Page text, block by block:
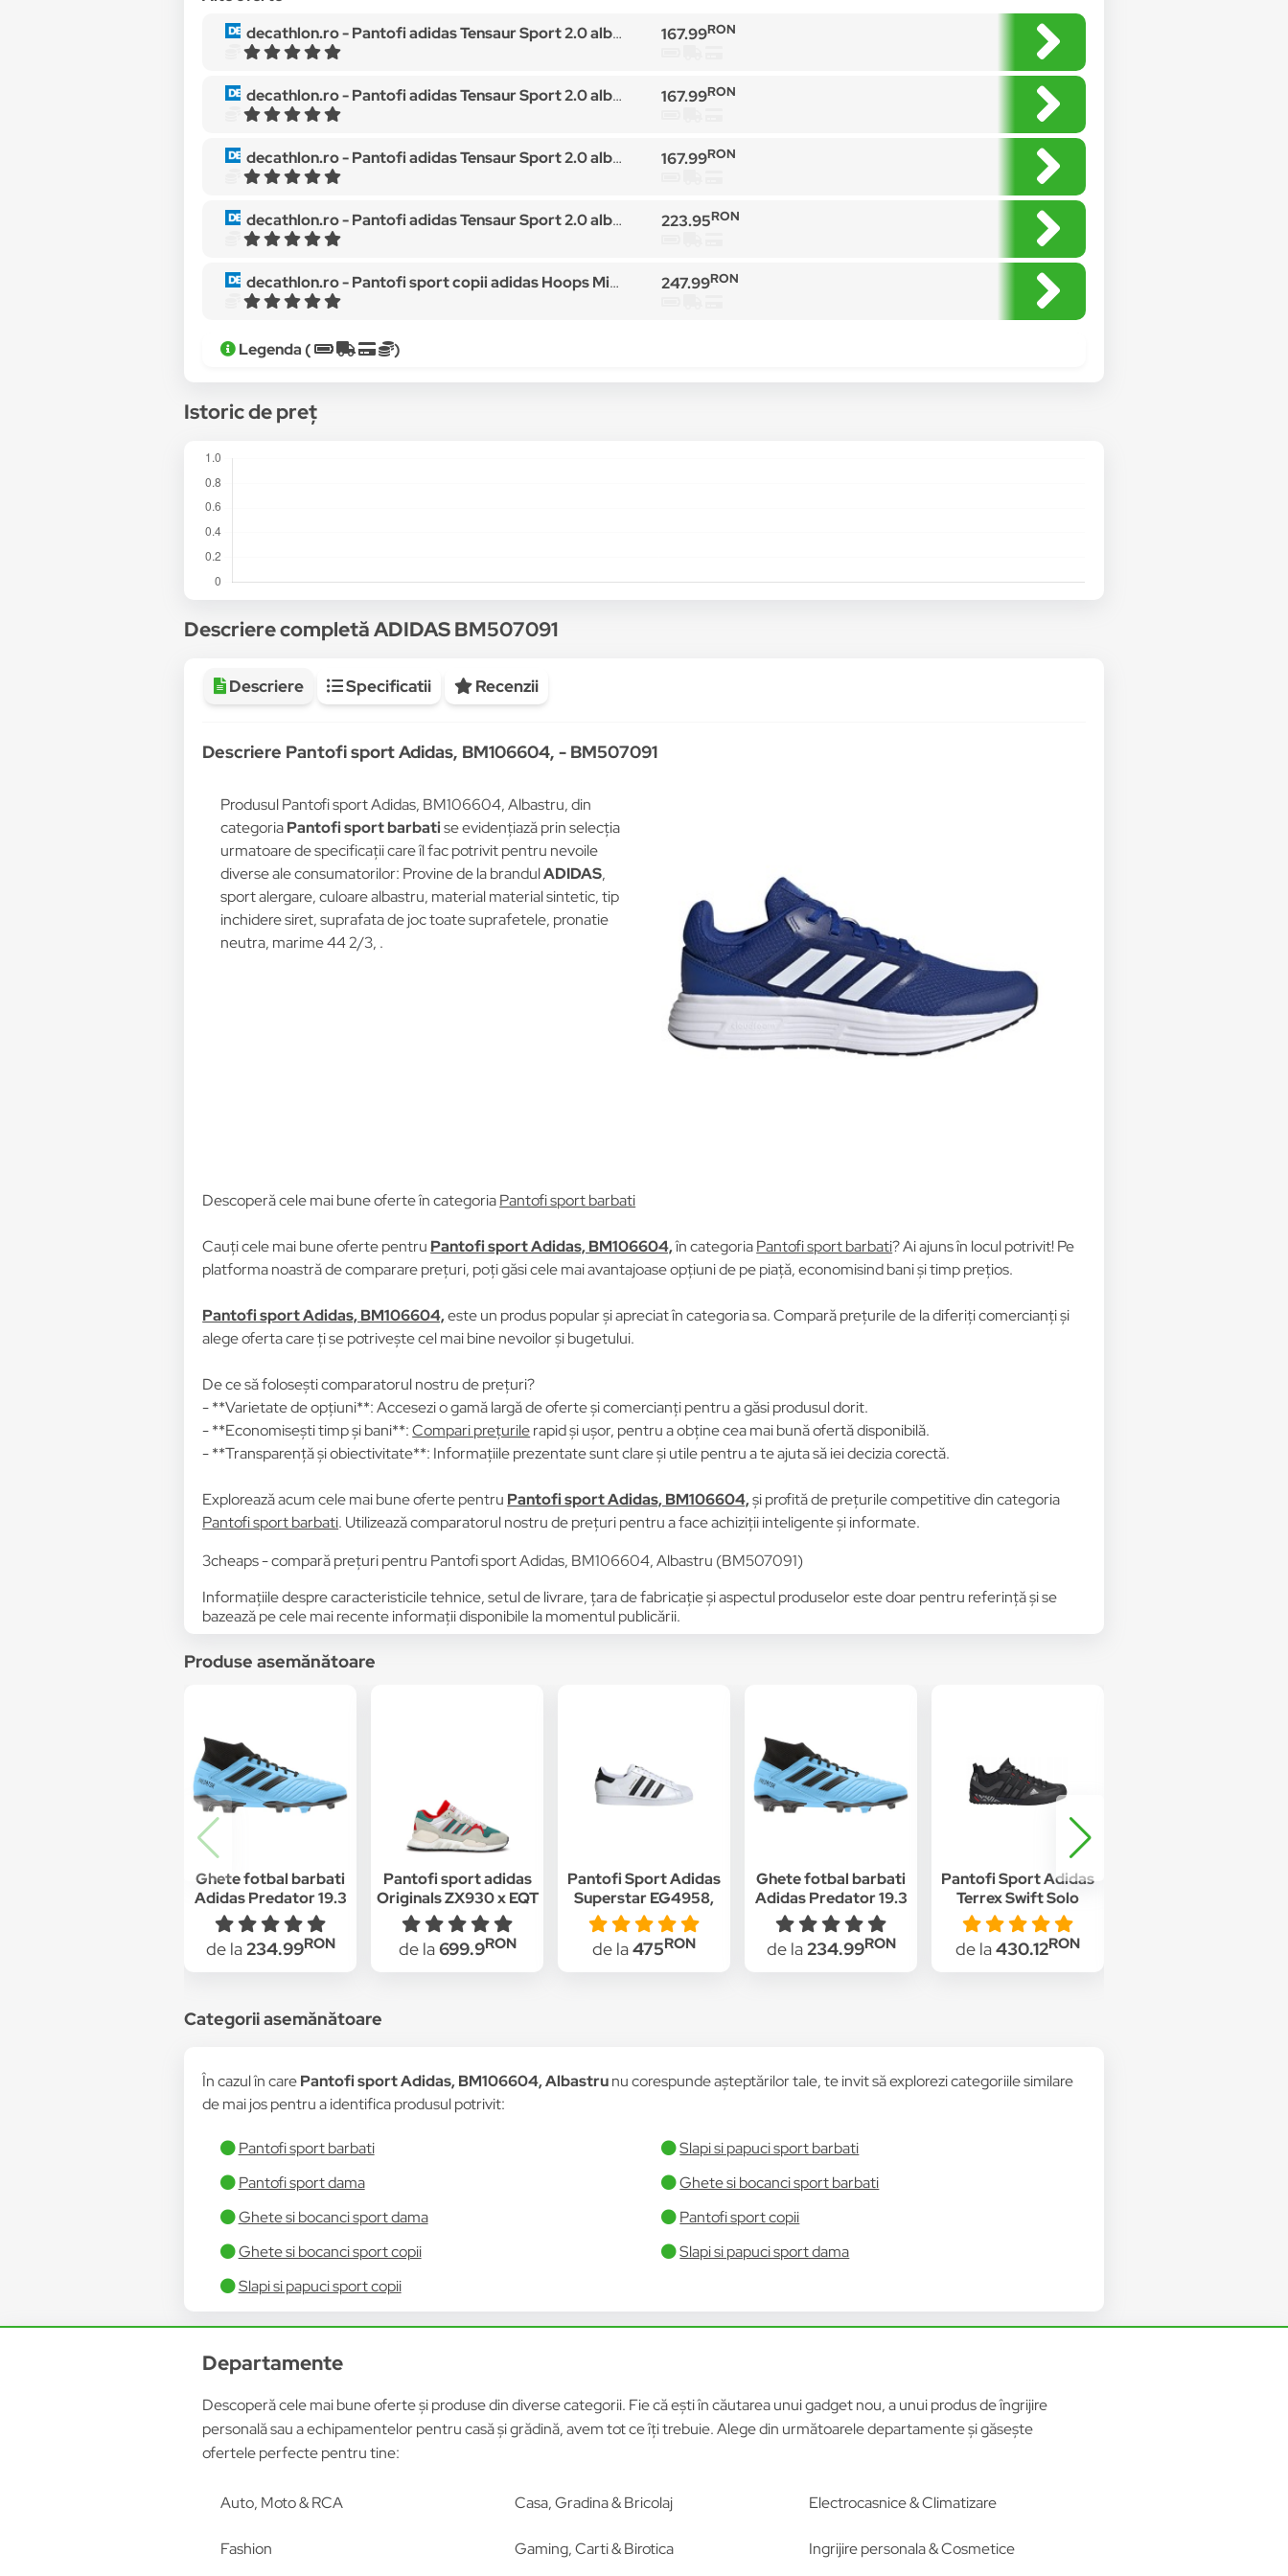
decathlon.ro -Pantofi adidas Tensaur Sport 2.0 albastru marin 167.99RON
decathlon.ro -Pantofi adidas Tensaur Sport 2.0 albastru marin 167.99RON
decathlon.ro -Pantofi adidas Tensaur Sport 2.0 albastru marin 167.99RON
decathlon.ro -Pantofi adidas Tensaur Sport 2.0 albastru marin 223.95RON
decathlon.ro -Pantofi sport copii adidas Hoops Mid 3.0 Sneakers, Albastru 247.99RON
Legenda ( )
Istoric de preț
Descriere completă ADIDAS BM507091
Descriere Specificatii Recenzii
Descriere Pantofi sport Adidas, BM106604, - BM507091
Produsul Pantofi sport Adidas, BM106604, Albastru, din
categoriaPantofi sport barbatise evidențiază prin selecția
urmatoare de specificații care îl fac potrivit pentru nevoile
diverse ale consumatorilor: Provine de la brandulADIDAS,
sport alergare, culoare albastru, material material sintetic, tip
inchidere siret, suprafata de joc toate suprafetele, pronatie
neutra, marime 44 2/3, .
Descoperă cele mai bune oferte în categoriaPantofi sport barbati
Cauți cele mai bune oferte pentru Pantofi sport Adidas, BM106604,în categoriaPantofi sport barbati? Ai ajuns în locul potrivit! Pe
platforma noastră de comparare prețuri, poți găsi cele mai avantajoase opțiuni de pe piață, economisind bani și timp prețios.
Pantofi sport Adidas, BM106604,este un produs popular și apreciat în categoria sa. Compară prețurile de la diferiți comercianți și
alege oferta care ți se potrivește cel mai bine nevoilor și bugetului.
De ce să folosești comparatorul nostru de prețuri?
- **Varietate de opțiuni**: Accesezi o gamă largă de oferte și comercianți pentru a găsi produsul dorit.
- **Economisești timp și bani**:Compari prețurilerapid și ușor, pentru a obține cea mai bună ofertă disponibilă.
- **Transparență și obiectivitate**: Informațiile prezentate sunt clare și utile pentru a te ajuta să iei decizia corectă.
Explorează acum cele mai bune oferte pentru Pantofi sport Adidas, BM106604,și profită de prețurile competitive din categoria
Pantofi sport barbati. Utilizează comparatorul nostru de prețuri pentru a face achiziții inteligente și informate.
3cheaps - compară prețuri pentru Pantofi sport Adidas, BM106604, Albastru (BM507091)
Informațiile despre caracteristicile tehnice, setul de livrare, țara de fabricație și aspectul produselor este doar pentru referință și se
bazează pe cele mai recente informații disponibile la momentul publicării.
Produse asemănătoare
Ghete fotbal barbati
Adidas Predator 19.3
FG Albastru
de la234.99RON
Pantofi sport adidas
Originals ZX930 x EQT
"Never Made Pack"
G26806, Gri/Verde
de la699.9RON
Pantofi Sport Adidas
Superstar EG4958,
Alb
de la475RON
Ghete fotbal barbati
Adidas Predator 19.3
FG Albastru
de la234.99RON
Pantofi Sport Adidas
Terrex Swift Solo
FX9323, Barbati, Gri
de la430.12RON
Categorii asemănătoare
În cazul în carePantofi sport Adidas, BM106604, Albastrunu corespunde așteptărilor tale, te invit să explorezi categoriile similare
de mai jos pentru a identifica produsul potrivit:
Pantofi sport barbati
Slapi si papuci sport barbati
Pantofi sport dama
Ghete si bocanci sport barbati
Ghete si bocanci sport dama
Pantofi sport copii
Ghete si bocanci sport copii
Slapi si papuci sport dama
Slapi si papuci sport copii
Departamente
Descoperă cele mai bune oferte și produse din diverse categorii. Fie că ești în căutarea unui gadget nou, a unui produs de îngrijire
personală sau a echipamentelor pentru casă și grădină, avem tot ce îți trebuie. Alege din următoarele departamente și găsește
ofertele perfecte pentru tine:
Auto, Moto & RCA Casa, Gradina & Bricolaj Electrocasnice & Climatizare
Fashion Gaming, Carti & Birotica Ingrijire personala & Cosmetice